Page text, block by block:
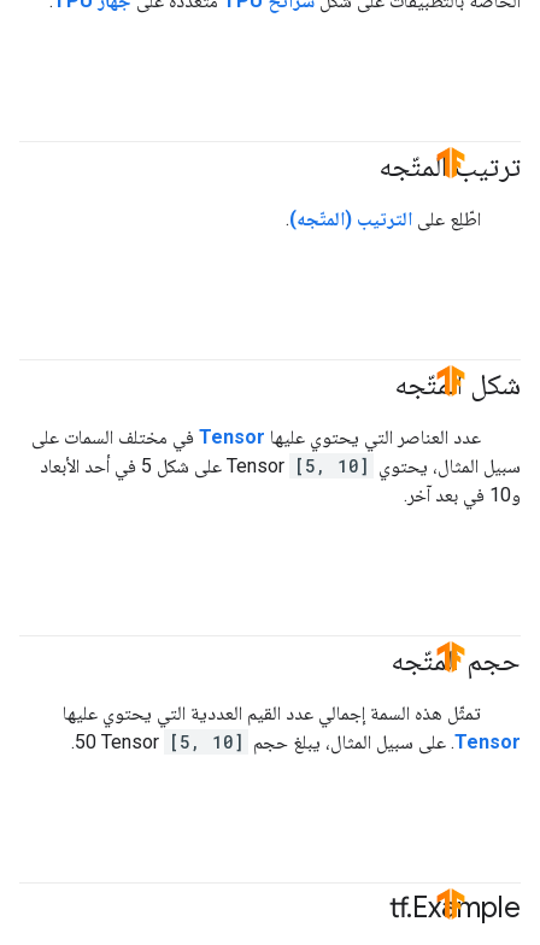
ترتيب المتّجه
اطّلِع على الترتيب (المتّجه).
شكل المتّجه
عدد العناصر التي يحتوي عليها Tensor في مختلف السمات على
سبيل المثال، يحتوي [5, 10]
Tensor على شكل 5 في أحد الأبعاد
و10 في بعد آخر.
حجم المتّجه
تمثّل هذه السمة إجمالي عدد القيم العددية التي يحتوي عليها
Tensor. على سبيل المثال، يبلغ حجم [5, 10]
tf.Example
#TensorFlow